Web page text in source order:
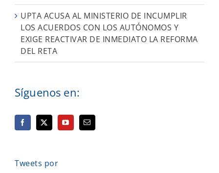
UPTA ACUSA AL MINISTERIO DE INCUMPLIR
LOS ACUERDOS CON LOS AUTÓNOMOS Y
EXIGE REACTIVAR DE INMEDIATO LA REFORMA
DEL RETA
Síguenos en:
Tweets por